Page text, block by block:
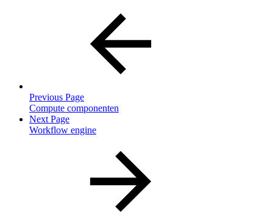
Previous Page
Compute componenten
Next Page
Workflow engine